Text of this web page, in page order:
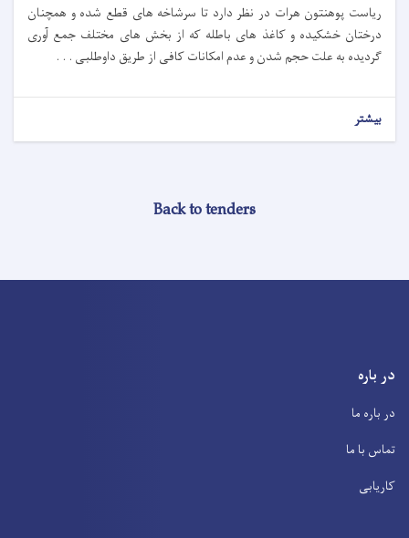
ریاست پوهنتون هرات در نظر دارد تا سرشاخه های قطع شده و همچنان
درختان خشکیده و کاغذ های باطله که از بخش های مختلف جمع آوری
گردیده به علت حجم شدن و عدم امکانات کافی از طریق داوطلبی . . .
بیشتر
Back to tenders
در باره
در باره ما
تماس با ما
کاریابی